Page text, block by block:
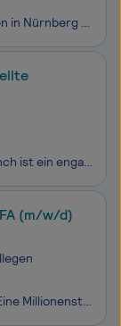
Bei Zahnärzte Dr. Schrott & Kollegen in Nürnberg bist du nicht eine ZFA unter vielen – du bist die nächste Verstärkung in einem 25-köpfigen Team, das wirklich zusammenhält. Zahnärzt:innen, DH- und ZMP-Kolleg:innen, weitere ZFAs, Auszubildende, Verwaltung und vier hauseigene Zahntechniker:innen,
Die Zahnarztpraxis Dr. Susanne Münch ist ein engagiertes, kleines Unternehmen im Bereich Gesundheit & soziale Dienste, das auf eine individuelle und patientenorientierte Betreuung Wert legt. Mit einem freundlichen Team und modernen Behandlungsmethoden schaffen wir eine angenehme Atmosphäre, in der s
(m/w/d)
Wer zu uns kommt, bewegt etwas. Eine Millionenstadt zum Beispiel. Und den Verkehr von morgen natürlich. Gemeinsam gestalten wir ein neues multimobiles Zeitalter. Eins, das einfach nachhaltig und nachhaltig einfach ist. Mit Herzblut und Tradition. Mit innovativen Tools und smarten Ideen. Mit einem gr